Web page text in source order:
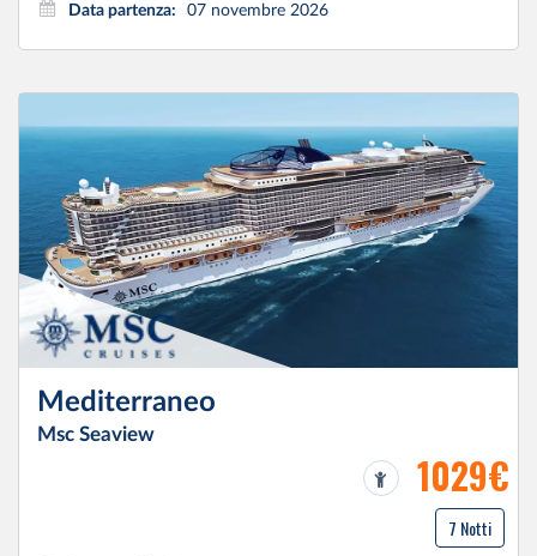
Data partenza:
07 novembre 2026
Mediterraneo
Msc Seaview
1029€
7 Notti